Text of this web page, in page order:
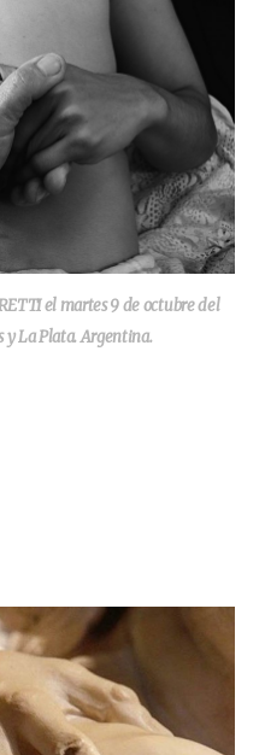
el martes 9 de octubre del
y La Plata. Argentina.